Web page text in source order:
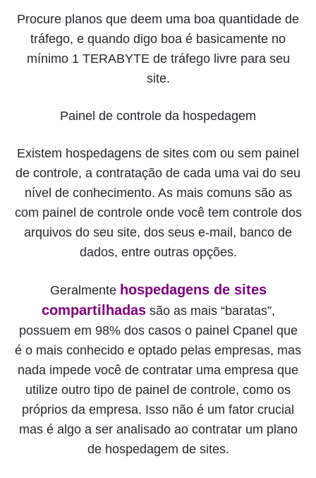
Procure planos que deem uma boa quantidade de
tráfego, e quando digo boa é basicamente no
mínimo 1 TERABYTE de tráfego livre para seu
site.
Painel de controle da hospedagem
Existem hospedagens de sites com ou sem painel
de controle, a contratação de cada uma vai do seu
nível de conhecimento. As mais comuns são as
com painel de controle onde você tem controle dos
arquivos do seu site, dos seus e-mail, banco de
dados, entre outras opções.
Geralmente hospedagens de sites
compartilhadassão as mais “baratas”,
possuem em 98% dos casos o painel Cpanel que
é o mais conhecido e optado pelas empresas, mas
nada impede você de contratar uma empresa que
utilize outro tipo de painel de controle, como os
próprios da empresa. Isso não é um fator crucial
mas é algo a ser analisado ao contratar um plano
de hospedagem de sites.